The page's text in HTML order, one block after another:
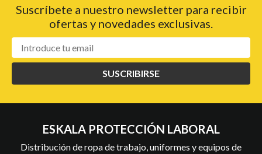
Suscríbete a nuestro newsletter para recibir
ofertas y novedades exclusivas.
SUSCRIBIRSE
ESKALA PROTECCIÓN LABORAL
Distribución de ropa de trabajo, uniformes y equipos de